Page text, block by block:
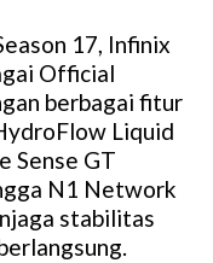
17, Infinix
Official
berbagai fitur
Liquid
Sense GT
N1 Network
stabilitas